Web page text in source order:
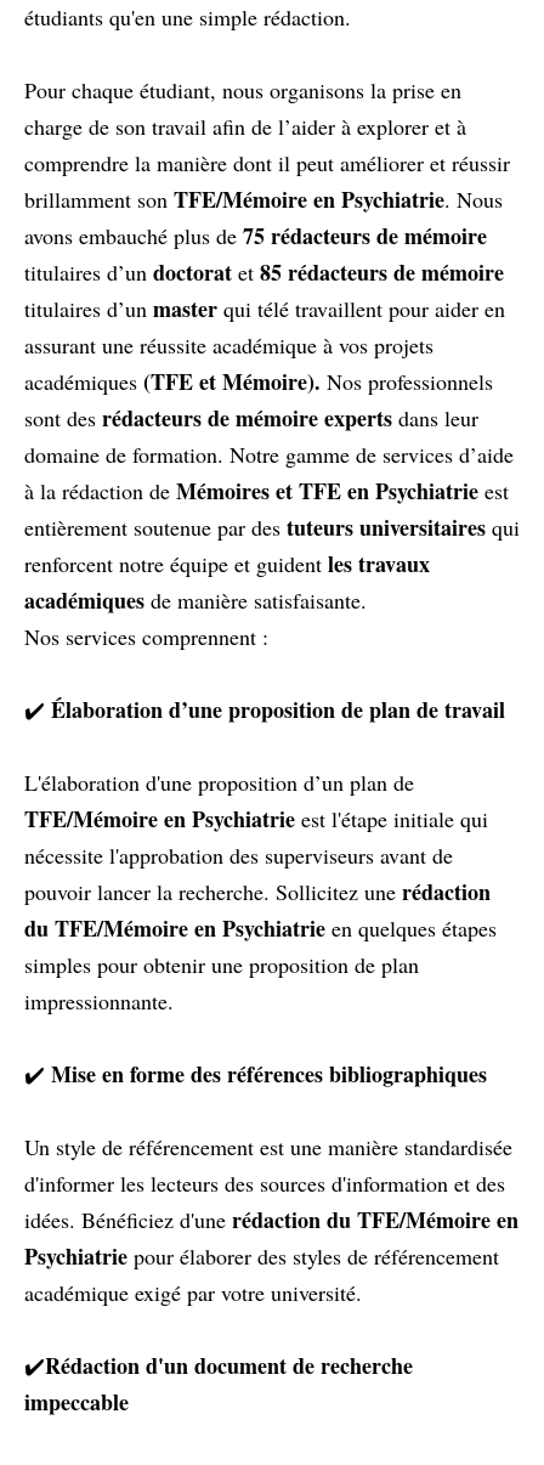
étudiants qu'en une simple rédaction.
Pour chaque étudiant, nous organisons la prise en
charge de son travail afin de l’aider à explorer et à
comprendre la manière dont il peut améliorer et réussir
brillamment son TFE/Mémoire en Psychiatrie. Nous
avons embauché plus de 75 rédacteurs de mémoire
titulaires d’un doctorat et 85 rédacteurs de mémoire
titulaires d’un master qui télé travaillent pour aider en
assurant une réussite académique à vos projets
académiques (TFE et Mémoire). Nos professionnels
sont des rédacteurs de mémoire experts dans leur
domaine de formation. Notre gamme de services d’aide
à la rédaction de Mémoires et TFE en Psychiatrie est
entièrement soutenue par des tuteurs universitaires qui
renforcent notre équipe et guident les travaux
académiques de manière satisfaisante.
Nos services comprennent :
✔️ Élaboration d’une proposition de plan de travail
L'élaboration d'une proposition d’un plan de
TFE/Mémoire en Psychiatrie est l'étape initiale qui
nécessite l'approbation des superviseurs avant de
pouvoir lancer la recherche. Sollicitez une rédaction
du TFE/Mémoire en Psychiatrie en quelques étapes
simples pour obtenir une proposition de plan
impressionnante.
✔️ Mise en forme des références bibliographiques
Un style de référencement est une manière standardisée
d'informer les lecteurs des sources d'information et des
idées. Bénéficiez d'une rédaction du TFE/Mémoire en
Psychiatrie pour élaborer des styles de référencement
académique exigé par votre université.
✔️Rédaction d'un document de recherche
impeccable